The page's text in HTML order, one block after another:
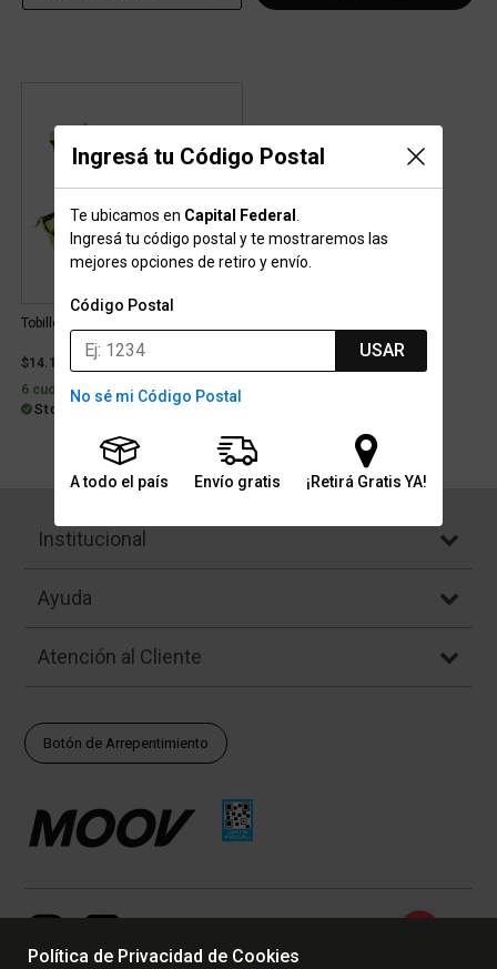
Ingresá tu Código Postal
Te ubicamos en Capital Federal
Ingresá tu código postal y te mostraremos las
mejores opciones de retiro y envío.
Código Postal
USAR
No sé mi Código Postal
A todo el país Envío gratis ¡Retirá Gratis YA!
Tobillera Dribbling 1.5 Kg
$14.199
6 cuotas con interés de $3.131
Stock para envío
Institucional
Ayuda
Atención al Cliente
Botón de Arrepentimiento
Política de Privacidad de Cookies